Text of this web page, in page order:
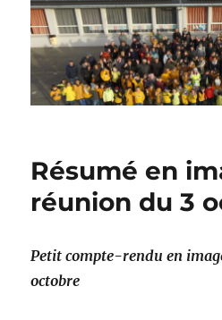
Résumé en
réunion du 3
Petit compte-rendu en
octobre